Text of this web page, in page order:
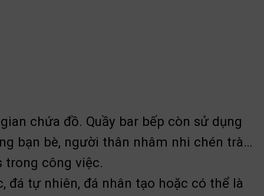
chứa đồ. Quầy bar bếp còn sử dụng
bạn bè, người thân nhâm nhi chén trà…
trong công việc.
đá tự nhiên, đá nhân tạo hoặc có thể là